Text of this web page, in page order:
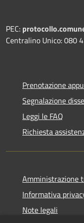
PEC:
Centralino Unico: 080
Prenotazione
Segnalazione
Leggi le FAQ
Richiesta
Amministrazione
Informativa
Note legali